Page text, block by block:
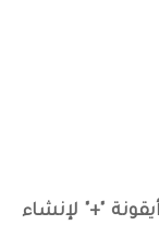
"+" لإنشاء